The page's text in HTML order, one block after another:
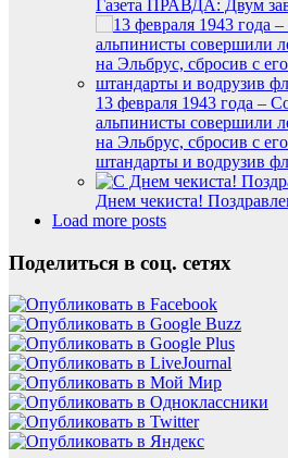
Газета ПРАВДА: Двум
13 февраля 1943 года –
альпинисты совершили
на Эльбрус, сбросив с
штандарты и водрузив
Днем чекиста!
Load more posts
Поделиться в соц. сетях